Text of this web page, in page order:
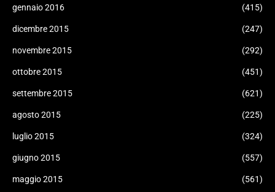
gennaio 2016 (415)
dicembre 2015 (247)
novembre 2015 (292)
ottobre 2015 (451)
settembre 2015 (621)
agosto 2015 (225)
luglio 2015 (324)
giugno 2015 (557)
maggio 2015 (561)